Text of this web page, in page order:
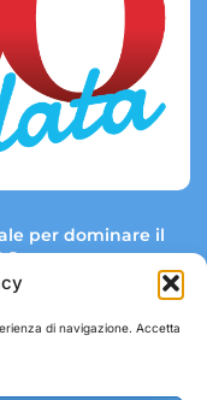
di navigazione. Accetta
per dominare il